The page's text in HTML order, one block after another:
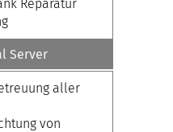
Reparatur
Server
aller
von